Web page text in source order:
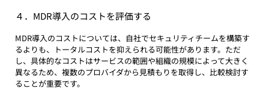
４．MDR導入のコストを評価する
MDR導入のコストについては、自社でセキュリティチームを構築す
るよりも、トータルコストを抑えられる可能性があります。ただ
し、具体的なコストはサービスの範囲や組織の規模によって大きく
異なるため、複数のプロバイダから見積もりを取得し、比較検討す
ることが重要です。